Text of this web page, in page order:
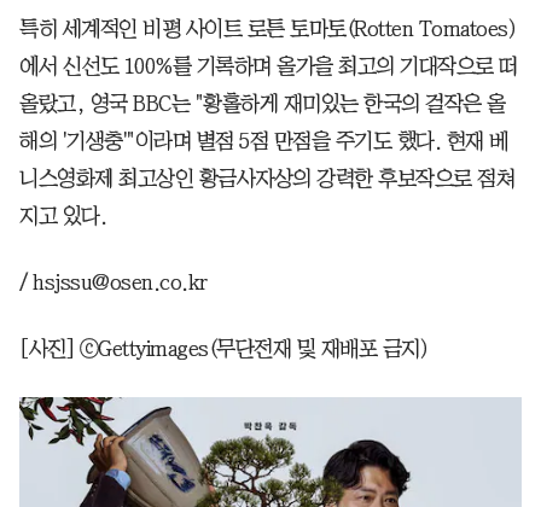
특히 세계적인 비평 사이트 로튼 토마토(Rotten Tomatoes)
에서 신선도 100%를 기록하며 올가을 최고의 기대작으로 떠
올랐고, 영국 BBC는 "황홀하게 재미있는 한국의 걸작은 올
해의 '기생충'"이라며 별점 5점 만점을 주기도 했다. 현재 베
니스영화제 최고상인 황금사자상의 강력한 후보작으로 점쳐
지고 있다.
/ hsjssu@osen.co.kr
[사진] ⓒGettyimages(무단전재 및 재배포 금지)